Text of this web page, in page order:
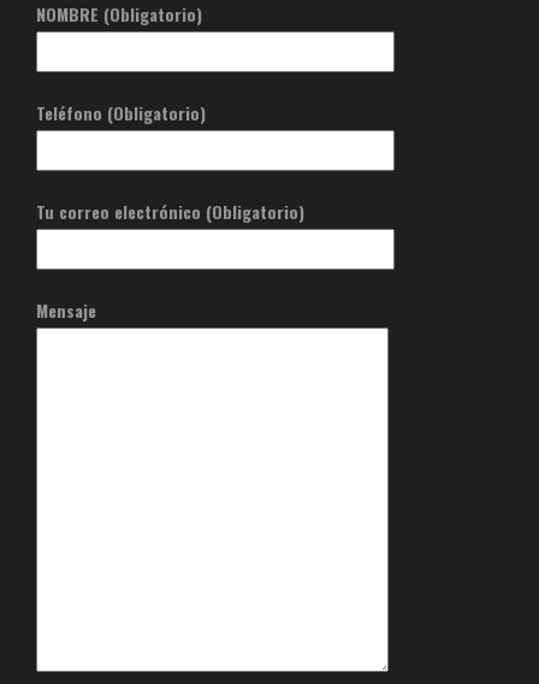
NOMBRE (Obligatorio)
Teléfono (Obligatorio)
Tu correo electrónico (Obligatorio)
Mensaje